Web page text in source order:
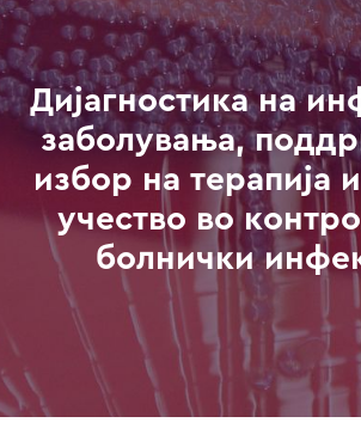
Дијагностика на
заболувања,
избор на терапија
учество во
болнички